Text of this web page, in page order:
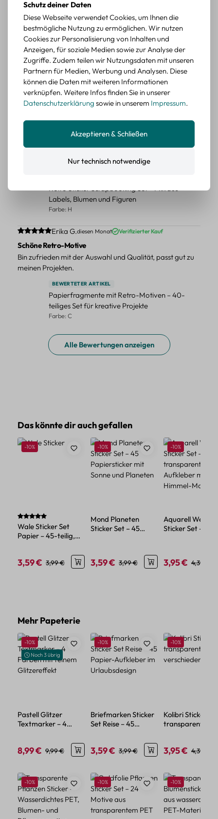
Durchschnittliche Bewertung von 5 von 5 Sternen
Erika G.diesen Monat Verifizierter Kauf
Schöne Motive
Die Sticker passen gut zu meinen Büchern, würde sie
wieder kaufen.
BEWERTETER ARTIKEL
Retro Blumen Sticker Set – 45 Stück mit 15
verschiedene Motive
Farbe: F
Durchschnittliche Bewertung von 5 von 5 Sternen
Schöne Deko-Teile für meine Bücher, es passt zu meinem
Labels, Blumen und Figuren
Farbe: H
Durchschnittliche Bewertung von 5 von 5 Sternen
Erika G.diesen Monat Verifizierter Kauf
Schöne Retro-Motive
Bin zufrieden mit der Auswahl und Qualität, passt gut zu
meinen Projekten.
BEWERTETER ARTIKEL
Papierfragmente mit Retro-Motiven – 40-
teiliges Set für kreative Projekte
Farbe: C
Alle Bewertungen anzeigen
Produktgalerie überspringen
Das könnte dir auch gefallen
Rabatt
-10%
Durchschnittliche Bewertung von 5 von 5 Sternen
Wale Sticker Set
Papier – 45-teilig,
Verkaufspreis:
3,59 € Regulärer Preis:
3,99 €
Rabatt
-10%
Mond Planeten
Sticker Set – 45
Verkaufspreis:
3,59 € Regulärer Preis:
3,99 €
Rabatt
-10%
Aquarell Wetter
Sticker Set – 50
Verkaufspreis:
3,95 € 4,39 €
Produktgalerie überspringen
Mehr Papeterie
Rabatt
-10%
Noch 3 übrig
Pastell Glitzer
Textmarker – 4
Verkaufspreis:
8,99 € Regulärer Preis:
9,99 €
Rabatt
-10%
Briefmarken Sticker
Set Reise – 45
Verkaufspreis:
3,59 € Regulärer Preis:
3,99 €
Rabatt
-10%
Kolibri Sticker
transparent – 50
Verkaufspreis:
3,95 € 4,39 €
Produktgalerie überspringen
Rabatt
-10% Rabatt
-10% Rabatt
-10%
Schutz deiner Daten
Diese Webseite verwendet Cookies, um Ihnen die
bestmögliche Nutzung zu ermöglichen. Wir nutzen
Cookies zur Personalisierung von Inhalten und
Anzeigen, für soziale Medien sowie zur Analyse der
Zugriffe. Zudem teilen wir Nutzungsdaten mit unseren
Partnern für Medien, Werbung und Analysen. Diese
können die Daten mit weiteren Informationen
verknüpfen. Weitere Infos finden Sie in unserer
Datenschutzerklärung sowie in unserem Impressum.
Nur technisch notwendige
Akzeptieren & Schließen